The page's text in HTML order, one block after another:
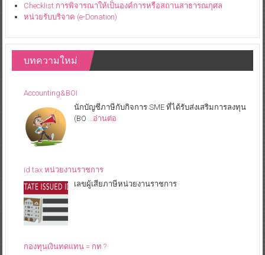
Checklist การพิจารณาให้เป็นองค์การหรือสถานสาธารณกุศล
หน่วยรับบริจาค (e-Donation)
บทความใหม่
Accounting&BOI
นักบัญชีภาษีกับกิจการ SME ที่ได้รับส่งเสริมการลงทุน
(BO
…อ่านต่อ
id tax หน่วยงานราชการ
เลขผู้เสียภาษีหน่วยงานราชการ
กองทุนเงินทดแทน = กท.?